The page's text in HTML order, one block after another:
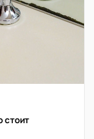
стоит